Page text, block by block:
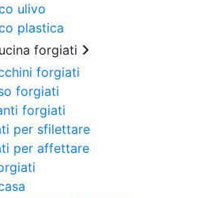
ulivo
plastica
forgiati
forgiati
forgiati
forgiati
per sfilettare
per affettare